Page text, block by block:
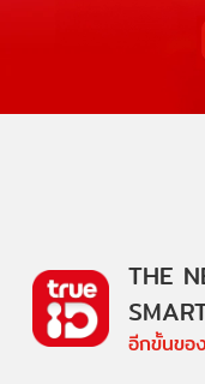
THE
อีกขั้นขอ